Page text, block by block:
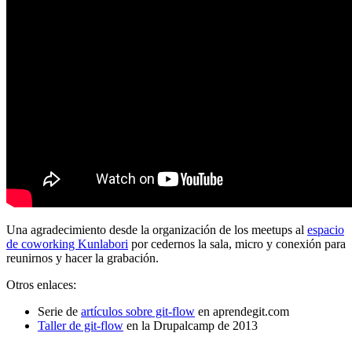
Una agradecimiento desde la organización de los meetups al espacio
de coworking Kunlabori por cedernos la sala, micro y conexión para
reunirnos y hacer la grabación.
Otros enlaces:
Serie de artículos sobre git-flow en aprendegit.com
Taller de git-flow en la Drupalcamp de 2013